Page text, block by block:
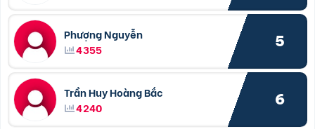
Phượng Nguyễn
4355
5
Trần Huy Hoàng Bắc
4240
6